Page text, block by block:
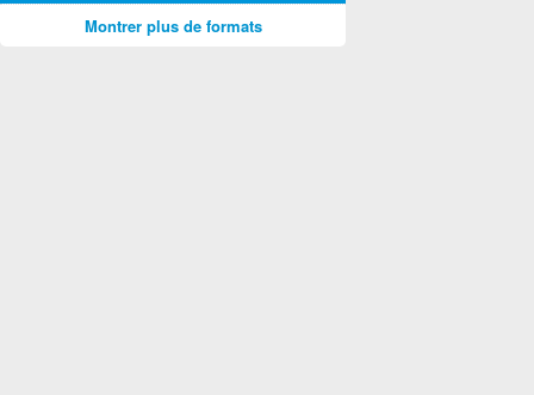
Montrer plus de formats